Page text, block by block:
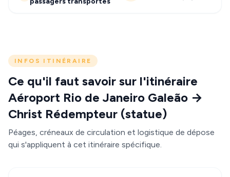
INFOS ITINÉRAIRE
Ce qu'il faut savoir sur l'itinéraire
Aéroport Rio de Janeiro Galeão →
Christ Rédempteur (statue)
Péages, créneaux de circulation et logistique de dépose
qui s'appliquent à cet itinéraire spécifique.